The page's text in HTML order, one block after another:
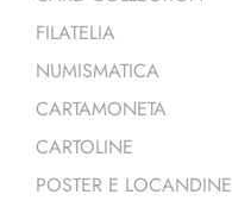
FILATELIA
NUMISMATICA
CARTAMONETA
CARTOLINE
POSTER E LOCANDINE